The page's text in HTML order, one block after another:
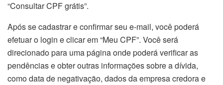
“Consultar CPF grátis”.
Após se cadastrar e confirmar seu e-mail, você poderá
efetuar o login e clicar em “Meu CPF”. Você será
direcionado para uma página onde poderá verificar as
pendências e obter outras informações sobre a dívida,
como data de negativação, dados da empresa credora e